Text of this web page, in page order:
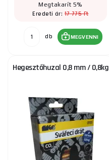
Megtakarít 5%
Eredeti ár:17 775 Ft
db MEGVENNI
Hegesztőhuzal 0,8 mm / 0,8kg